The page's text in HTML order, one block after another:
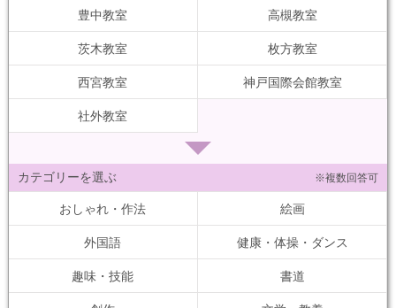
豊中教室 高槻教室
茨木教室 枚方教室
西宮教室 神戸国際会館教室
社外教室
カテゴリーを選ぶ ※複数回答可
おしゃれ・作法 絵画
外国語 健康・体操・ダンス
趣味・技能 書道